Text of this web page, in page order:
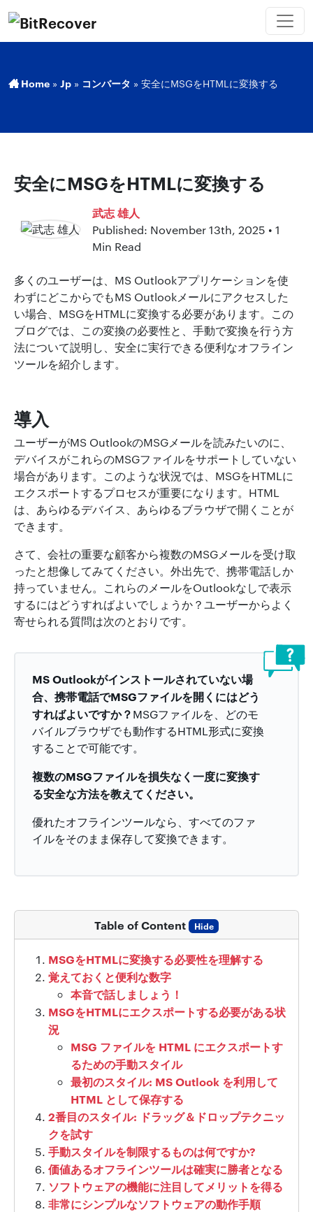
Home » Jp » コンバータ » 安全にMSGをHTMLに変換する
安全にMSGをHTMLに変換する
武志 雄人
Published: November 13th, 2025 • 1
Min Read
多くのユーザーは、MS Outlookアプリケーションを使
わずにどこからでもMS Outlookメールにアクセスした
い場合、MSGをHTMLに変換する必要があります。この
ブログでは、この変換の必要性と、手動で変換を行う方
法について説明し、安全に実行できる便利なオフライン
ツールを紹介します。
導入
ユーザーがMS OutlookのMSGメールを読みたいのに、
デバイスがこれらのMSGファイルをサポートしていない
場合があります。このような状況では、MSGをHTMLに
エクスポートするプロセスが重要になります。HTML
は、あらゆるデバイス、あらゆるブラウザで開くことが
できます。
さて、会社の重要な顧客から複数のMSGメールを受け取
ったと想像してみてください。外出先で、携帯電話しか
持っていません。これらのメールをOutlookなしで表示
するにはどうすればよいでしょうか？ユーザーからよく
寄せられる質問は次のとおりです。
MS Outlookがインストールされていない場
合、携帯電話でMSGファイルを開くにはどう
すればよいですか？MSGファイルを、どのモ
バイルブラウザでも動作するHTML形式に変換
することで可能です。
複数のMSGファイルを損失なく一度に変換す
る安全な方法を教えてください。
優れたオフラインツールなら、すべてのファ
イルをそのまま保存して変換できます。
Table of Content Hide
MSGをHTMLに変換する必要性を理解する
覚えておくと便利な数字
本音で話しましょう！
MSGをHTMLにエクスポートする必要がある状
況
MSG ファイルを HTML にエクスポートす
るための手動スタイル
最初のスタイル: MS Outlook を利用して
HTML として保存する
2番目のスタイル: ドラッグ＆ドロップテクニッ
クを試す
手動スタイルを制限するものは何ですか?
価値あるオフラインツールは確実に勝者となる
ソフトウェアの機能に注目してメリットを得る
非常にシンプルなソフトウェアの動作手順